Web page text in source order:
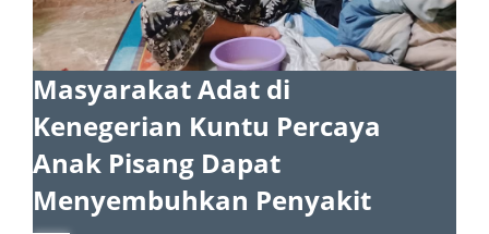
Masyarakat Adat di
Kenegerian Kuntu Percaya
Anak Pisang Dapat
Menyembuhkan Penyakit